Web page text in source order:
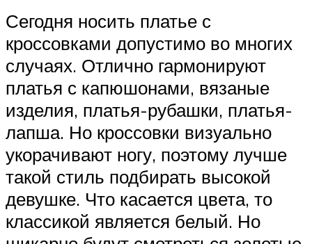
Сегодня носить платье с
кроссовками допустимо во многих
случаях. Отлично гармонируют
платья с капюшонами, вязаные
изделия, платья-рубашки, платья-
лапша. Но кроссовки визуально
укорачивают ногу, поэтому лучше
такой стиль подбирать высокой
девушке. Что касается цвета, то
классикой является белый. Но